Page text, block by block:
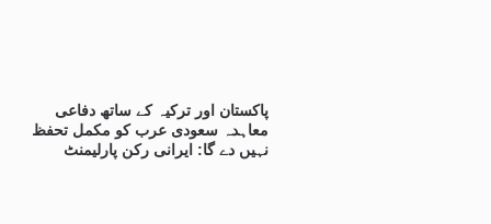
پاکستان اور ترکیہ کے ساتھ دفاعی
معاہدہ سعودی عرب کو مکمل تحفظ
نہیں دے گا: ایرانی رکن پارلیمنٹ